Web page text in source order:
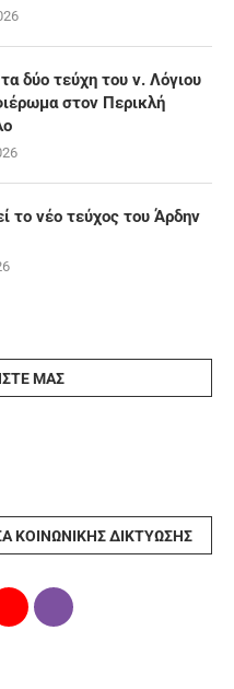
δύο τεύχη του ν. Λόγιου
στον Περικλή
το νέο τεύχος του Άρδην
ΜΑΣ
ΚΟΙΝΩΝΙΚΉΣ ΔΙΚΤΎΩΣΗΣ